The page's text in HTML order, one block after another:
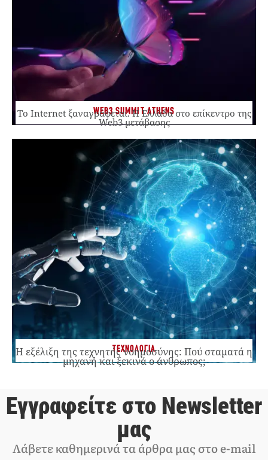
WEB3 SUMMIT ATHENS
Το Internet ξαναγράφεται. Η Ελλάδα στο επίκεντρο της
Web3 μετάβασης
ΤΕΧΝΟΛΟΓΙΑ
Η εξέλιξη της τεχνητής νοημοσύνης: Πού σταματά η
μηχανή και ξεκινά ο άνθρωπος;
Εγγραφείτε στο Newsletter
μας
Λάβετε καθημερινά τα άρθρα μας στο e-mail